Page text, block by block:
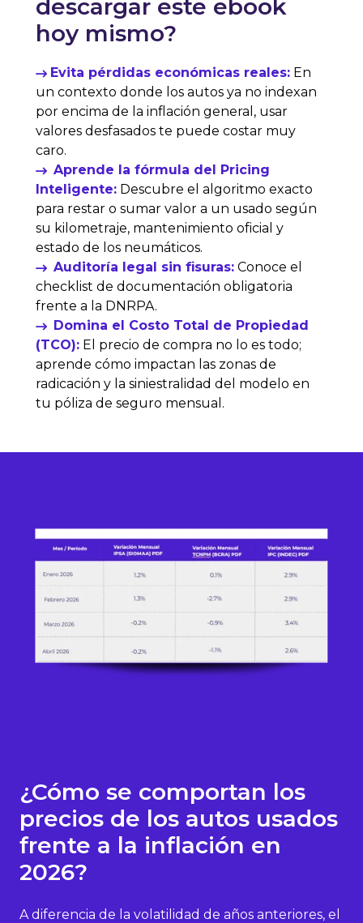
descargar este ebook
hoy mismo?
Evita pérdidas económicas reales: En
un contexto donde los autos ya no indexan
por encima de la inflación general , usar
valores desfasados te puede costar muy
caro.
Aprende la fórmula del Pricing
Inteligente: Descubre el algoritmo exacto
para restar o sumar valor a un usado según
su kilometraje, mantenimiento oficial y
estado de los neumáticos.
Auditoría legal sin fisuras: Conoce el
checklist de documentación obligatoria
frente a la DNRPA.
Domina el Costo Total de Propiedad
(TCO): El precio de compra no lo es todo;
aprende cómo impactan las zonas de
radicación y la siniestralidad del modelo en
tu póliza de seguro mensual.
¿Cómo se comportan los
precios de los autos usados
frente a la inflación en
2026?
A diferencia de la volatilidad de años anteriores, el